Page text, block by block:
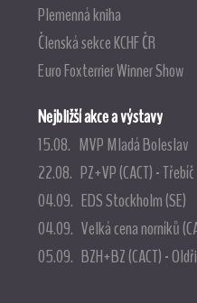
Plemenná kniha
Členská sekce KCHF ČR
Euro Foxterrier Winner Show
Nejbližší akce a výstavy
15.08. MVP Mladá Boleslav
22.08. PZ+VP (CACT) - Třebíč
04.09. EDS Stockholm (SE)
04.09. Velká cena norníků
05.09. BZH+BZ (CACT) -